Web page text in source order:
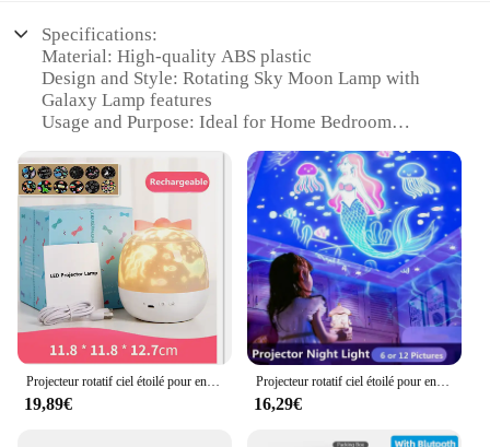
Specifications:
Material: High-quality ABS plastic
Design and Style: Rotating Sky Moon Lamp with
Galaxy Lamp features
Usage and Purpose: Ideal for Home Bedroom
Performance and Property: Starry Projector Night
Light with a soothing rotating motion
Shape or Size or Weight or Quantity: Compact and
lightweight, easy to place in any room
Parts and Accessories: Includes a USB cable for
convenient powering
Features:
|Starry Projector Night Light Rotating Sky Moon
Lamp Galaxy Lamp Home Bedroom Decoration
Starlight Christmas Lights For Kids
Gift|Wholesale|Vendors|
19,89€
Projecteur rotatif ciel étoilé pour enfants, veilleuse lune, lampe galAct, décoration de la maison et de la chambre, lumières de Noël, cadeau
16,29€